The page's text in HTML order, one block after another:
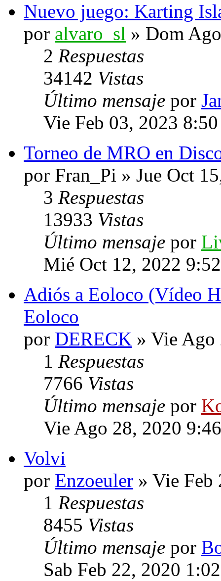
Nuevo juego: Karting
por alvaro_sl » Dom
2 Respuestas
34142 Vistas
Último mensaje por
Vie Feb 03, 2023
Torneo de MRO en
por Fran_Pi » Jue Oct
3 Respuestas
13933 Vistas
Último mensaje por
Mié Oct 12, 2022
Adiós a Eoloco (Vídeo
Eoloco
por DERECK » Vie Ago
1 Respuestas
7766 Vistas
Último mensaje por
Vie Ago 28, 2020
Volvi
por Enzoeuler » Vie Feb
1 Respuestas
8455 Vistas
Último mensaje por
Sab Feb 22, 2020